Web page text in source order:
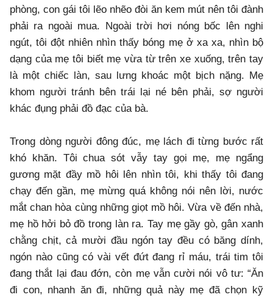
phòng, con gái tôi lẽo nhẽo đòi ăn kem mút nên tôi đành
phải ra ngoài mua. Ngoài trời hơi nóng bốc lên nghi
ngút, tôi đột nhiên nhìn thấy bóng mẹ ở xa xa, nhìn bộ
dạng của mẹ tôi biết mẹ vừa từ trên xe xuống, trên tay
là một chiếc làn, sau lưng khoác một bịch nặng. Mẹ
khom người tránh bên trái lại né bên phải, sợ người
khác đụng phải đồ đạc của bà.
Trong dòng người đông đúc, mẹ lách đi từng bước rất
khó khăn. Tôi chua sót vẫy tay gọi mẹ, mẹ ngẩng
gương mặt đầy mồ hôi lên nhìn tôi, khi thấy tôi đang
chạy đến gần, mẹ mừng quá không nói nên lời, nước
mắt chan hòa cùng những giọt mồ hôi. Vừa về đến nhà,
mẹ hồ hởi bỏ đồ trong làn ra. Tay mẹ gầy gò, gân xanh
chằng chịt, cả mười đầu ngón tay đều có băng dính,
ngón nào cũng có vài vết đứt đang rỉ máu, trái tim tôi
đang thắt lại đau đớn, còn mẹ vẫn cười nói vô tư: “Ăn
đi con, nhanh ăn đi, những quả này mẹ đã chọn kỹ